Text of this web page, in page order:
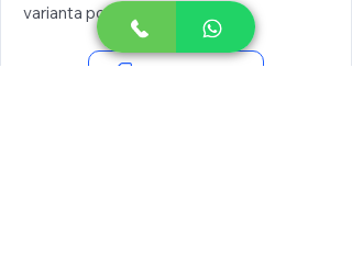
varianta potrivită